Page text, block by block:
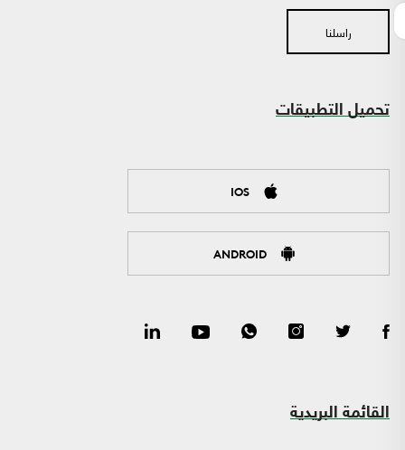
راسلنا
تحميل التطبيقات
IOS
ANDROID
القائمة البريدية